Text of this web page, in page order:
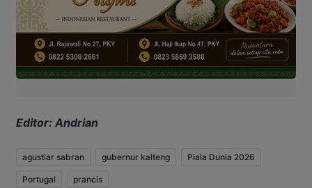
Editor: Andrian
agustiar sabran gubernur kalteng Piala Dunia 2026
Portugal prancis